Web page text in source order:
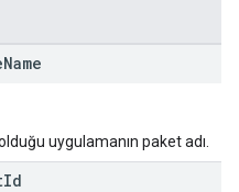
Name
uygulamanın paket adı.
Id